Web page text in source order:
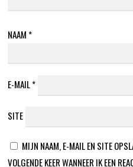
NAAM *
E-MAIL*
SITE
MIJN NAAM, E-MAIL EN SITE
VOLGENDE KEER WANNEER IK EEN